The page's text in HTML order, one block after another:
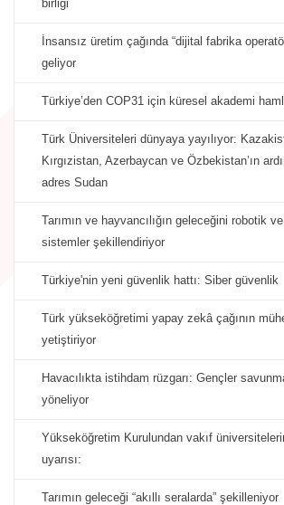
birliği
İnsansız üretim çağında “dijital fabrika
geliyor
Türkiye’den COP31 için küresel akademi
Türk Üniversiteleri dünyaya yayılıyor:
Kırgızistan, Azerbaycan ve Özbekistan’ın
adres Sudan
Tarımın ve hayvancılığın geleceğini robotik
sistemler şekillendiriyor
Türkiye'nin yeni güvenlik hattı: Siber güvenlik
Türk yükseköğretimi yapay zekâ çağının
yetiştiriyor
Havacılıkta istihdam rüzgarı: Gençler
yöneliyor
Yükseköğretim Kurulundan vakıf
uyarısı:
Tarımın geleceği “akıllı seralarda” şekilleniyor